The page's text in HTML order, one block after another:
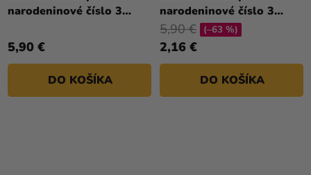
narodeninové číslo 3
produktu
5
hviezdičiek.
5,90 €
DO KOŠÍKA
narodeninové číslo 3
zlatý 86cm
produktu
je
5,0
5
hviezdičiek.
2,16 €
5,90 € (–63 %)
DO KOŠÍKA